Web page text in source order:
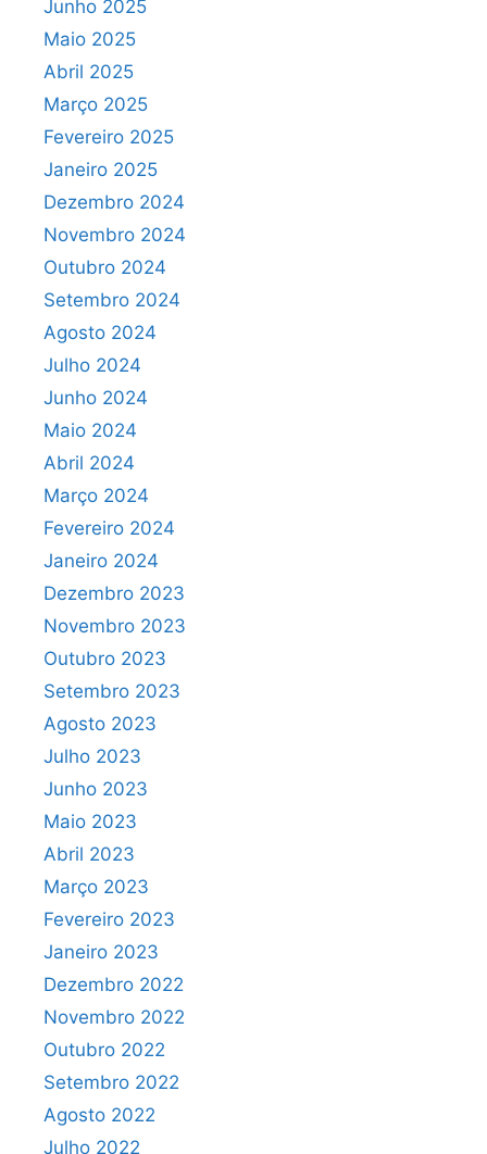
Junho 2025
Maio 2025
Abril 2025
Março 2025
Fevereiro 2025
Janeiro 2025
Dezembro 2024
Novembro 2024
Outubro 2024
Setembro 2024
Agosto 2024
Julho 2024
Junho 2024
Maio 2024
Abril 2024
Março 2024
Fevereiro 2024
Janeiro 2024
Dezembro 2023
Novembro 2023
Outubro 2023
Setembro 2023
Agosto 2023
Julho 2023
Junho 2023
Maio 2023
Abril 2023
Março 2023
Fevereiro 2023
Janeiro 2023
Dezembro 2022
Novembro 2022
Outubro 2022
Setembro 2022
Agosto 2022
Julho 2022